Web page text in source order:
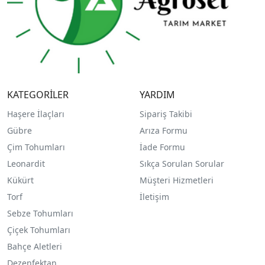
KATEGORİLER
Haşere İlaçları
Gübre
Çim Tohumları
Leonardit
Kükürt
Torf
Sebze Tohumları
Çiçek Tohumları
Bahçe Aletleri
YARDIM
Sipariş Takibi
Arıza Formu
İade Formu
Sıkça Sorulan Sorular
Müşteri Hizmetleri
İletişim